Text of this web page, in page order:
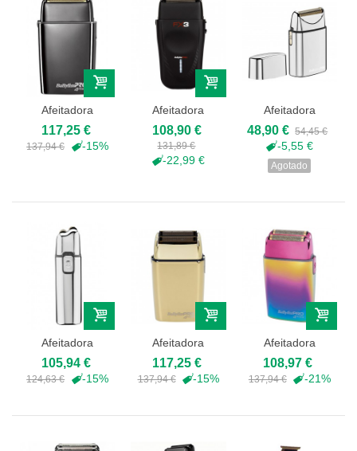
Afeitadora
Babyliss Pro
Double...
117,25 €
137,94 € -15%
Afeitadora
Babyliss Pro
FX3 -...
108,90 €
131,89 €
-22,99 €
Afeitadora
Babyliss Pro
FXFS1E
48,90 € 54,45 €
-5,55 €
Agotado
Afeitadora
Babyliss Pro
FXFS2E...
105,94 €
124,63 € -15%
Afeitadora
Babyliss Pro
FXFS2GE...
117,25 €
137,94 € -15%
Afeitadora
Babyliss Pro
FXFS2IE...
108,97 €
137,94 € -21%